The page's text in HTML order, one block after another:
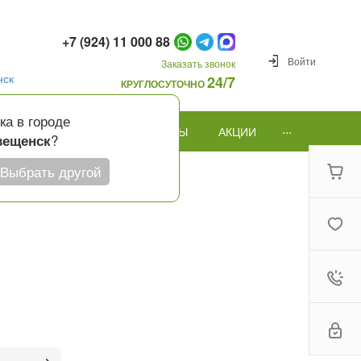
в городе
?
Выбрать другой
+7 (924) 11 000 88
Заказать звонок
КРУГЛОСУТОЧНО24/7
Войти
ПОВОД ПОДАРКИ И ШАРЫ АКЦИИ ...